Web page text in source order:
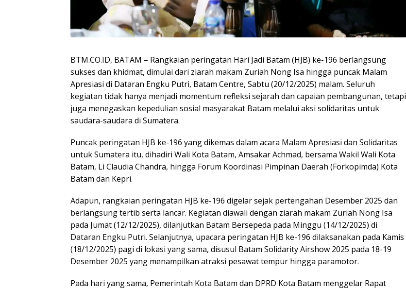
BTM.CO.ID, BATAM – Rangkaian peringatan Hari Jadi Batam (HJB) ke-196 berlangsung
sukses dan khidmat, dimulai dari ziarah makam Zuriah Nong Isa hingga puncak Malam
Apresiasi di Dataran Engku Putri, Batam Centre, Sabtu (20/12/2025) malam. Seluruh
kegiatan tidak hanya menjadi momentum refleksi sejarah dan capaian pembangunan, tetapi
juga menegaskan kepedulian sosial masyarakat Batam melalui aksi solidaritas untuk
saudara-saudara di Sumatera.
Puncak peringatan HJB ke-196 yang dikemas dalam acara Malam Apresiasi dan Solidaritas
untuk Sumatera itu, dihadiri Wali Kota Batam, Amsakar Achmad, bersama Wakil Wali Kota
Batam, Li Claudia Chandra, hingga Forum Koordinasi Pimpinan Daerah (Forkopimda) Kota
Batam dan Kepri.
Adapun, rangkaian peringatan HJB ke-196 digelar sejak pertengahan Desember 2025 dan
berlangsung tertib serta lancar. Kegiatan diawali dengan ziarah makam Zuriah Nong Isa
pada Jumat (12/12/2025), dilanjutkan Batam Bersepeda pada Minggu (14/12/2025) di
Dataran Engku Putri. Selanjutnya, upacara peringatan HJB ke-196 dilaksanakan pada Kamis
(18/12/2025) pagi di lokasi yang sama, disusul Batam Solidarity Airshow 2025 pada 18-19
Desember 2025 yang menampilkan atraksi pesawat tempur hingga paramotor.
Pada hari yang sama, Pemerintah Kota Batam dan DPRD Kota Batam menggelar Rapat